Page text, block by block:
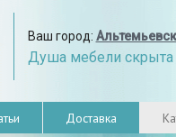
Ваш город: Альтемьевск
Душа мебели скрыта
Доставка